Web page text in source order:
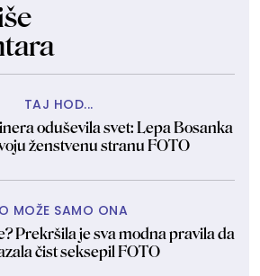
TAJ HOD...
oduševila svet: Lepa Bosanka
ženstvenu stranu FOTO
MOŽE SAMO ONA
Prekršila je sva modna pravila da
čist seksepil FOTO